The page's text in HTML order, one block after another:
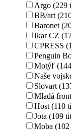
Argo (229
BB/art
Baronet
Ikar CZ
CPRESS
Penguin
Motýľ
Naše
Slovart
Mladá
Host (110
Jota (109
Moba